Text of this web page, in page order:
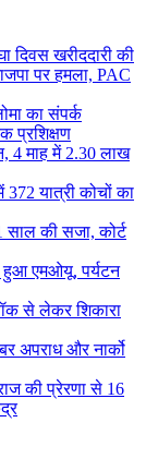
दिवस खरीददारी की
पर हमला, PAC
का संपर्क
प्रशिक्षण
4 माह में 2.30 लाख
372 यात्री कोचों का
साल की सजा, कोर्ट
हुआ एमओयू, पर्यटन
से लेकर शिकारा
अपराध और नार्को
की प्रेरणा से 16